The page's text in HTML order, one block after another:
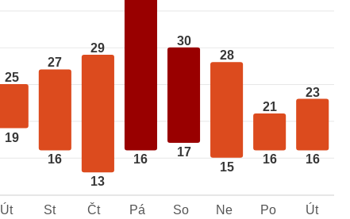
25
19
27
16
29
13
16
30
17
28
15
21
16
23
16
Út St Čt Pá So Ne Po Út